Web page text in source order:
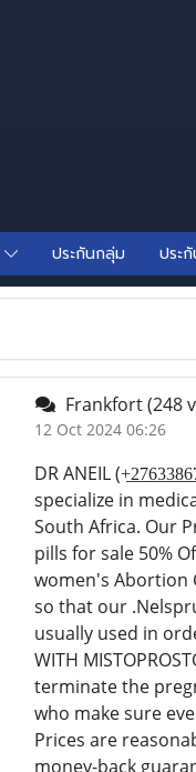
ประกันกลุ่ม ประ
Frankfort(248
12 Oct 2024 06:26
DR ANEIL
specialize in
South Africa. Our
pills for sale 50%
women's Abortion
so that our
usually used in
WITH
terminate the
who make sure
Prices are
money-back